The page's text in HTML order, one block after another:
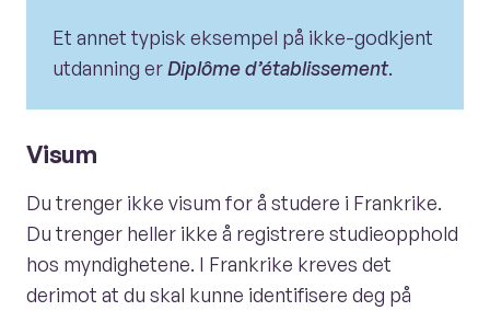
Et annet typisk eksempel på ikke-godkjent
utdanning erDiplôme d’établissement.
Visum
Du trenger ikke visum for å studere i Frankrike.
Du trenger heller ikke å registrere studieopphold
hos myndighetene. I Frankrike kreves det
derimot at du skal kunne identifisere deg på